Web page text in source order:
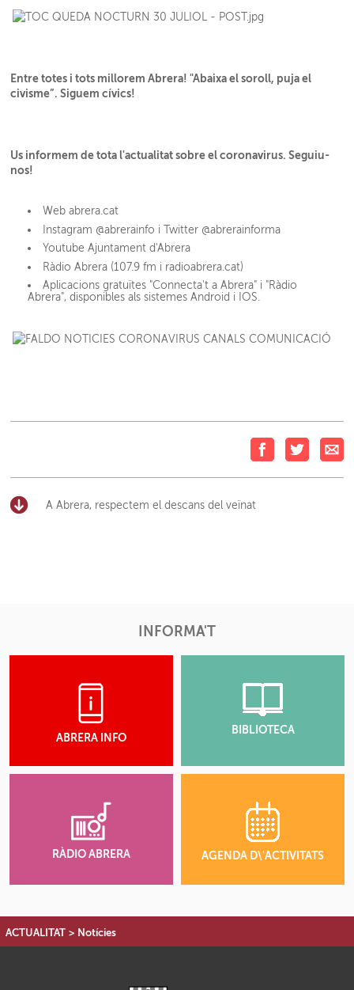
Entre totes i tots millorem Abrera! "Abaixa el soroll, puja el
civisme”. Siguem cívics!
Us informem de tota l'actualitat sobre el coronavirus. Seguiu-
nos!
Web abrera.cat
Instagram @abrerainfo i Twitter @abrerainforma
Youtube Ajuntament d'Abrera
Ràdio Abrera (107.9 fm i radioabrera.cat)
Aplicacions gratuïtes "Connecta't a Abrera" i "Ràdio
Abrera", disponibles als sistemes Android i IOS.
A Abrera, respectem el descans del veïnat
INFORMA'T
ABRERA INFO
BIBLIOTECA
RÀDIO ABRERA AGENDA D\'ACTIVITATS
ACTUALITAT > Notícies